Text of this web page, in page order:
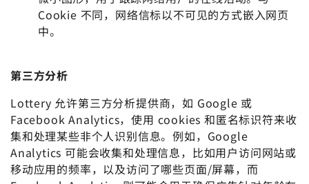
Cookie 不同，网络信标以不可见的方式嵌入网页
中。
第三方分析
Lottery 允许第三方分析提供商，如 Google 或
Facebook Analytics，使用 cookies 和匿名标识符来收
集和处理某些非个人识别信息。例如，Google
Analytics 可能会收集和处理信息，比如用户访问网站或
移动应用的频率，以及访问了哪些页面/屏幕，而